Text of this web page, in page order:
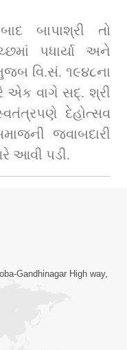
બાપાશ્રી તો
વિ.સં. ૧૯૪૮ના
વાગે સદ્‌. શ્રી
દેહોત્સવ
જવાબદારી
આવી પડી.
Gandhinagar High way,